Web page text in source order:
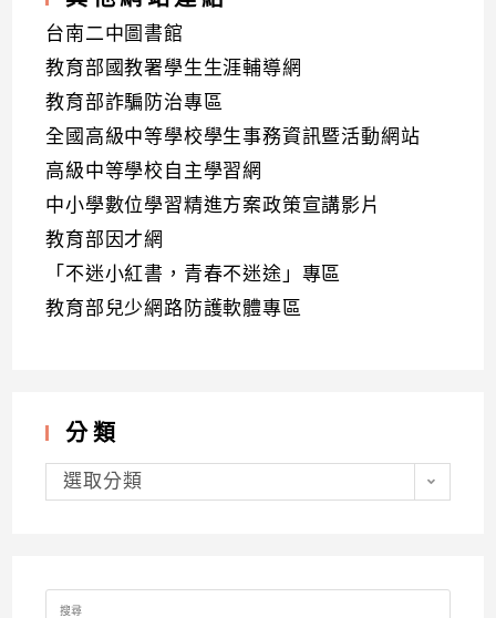
台南二中圖書館
教育部國教署學生生涯輔導網
教育部詐騙防治專區
全國高級中等學校學生事務資訊暨活動網站
高級中等學校自主學習網
中小學數位學習精進方案政策宣講影片
教育部因才網
「不迷小紅書，青春不迷途」專區
教育部兒少網路防護軟體專區
分類
分
類選取分類
Search
for: